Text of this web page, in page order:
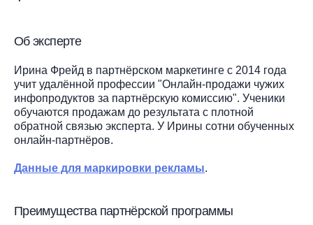
Об эксперте
Ирина Фрейд в партнёрском маркетинге с 2014 года
учит удалённой профессии "Онлайн-продажи чужих
инфопродуктов за партнёрскую комиссию". Ученики
обучаются продажам до результата с плотной
обратной связью эксперта. У Ирины сотни обученных
онлайн-партнёров.
Данные для маркировки рекламы.
Преимущества партнёрской программы